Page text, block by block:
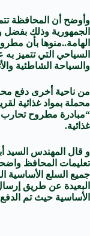
وأوضح أن المحافظة
الجمهورية وذلك بفضل
الهامة..منوها بأن
السياحي التي تتميز
والسياحة الشاطئية
محملة بمواد غذائية
غذائية.
و قال المهندس السيد
تعليمات المحافظ
جميع السلع الأساسية
البعيدة عن طريق
الأساسية حيث تم الدفع ب 4 سيارات متنقلة لقرية رأس